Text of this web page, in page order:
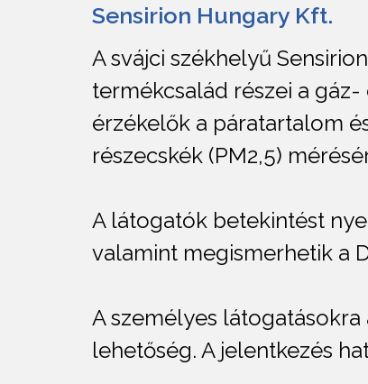
Sensirion Hungary Kft.
A svájci székhelyű
termékcsalád részei a
érzékelők a páratartalom
részecskék (PM2,5)
A látogatók betekintést
valamint megismerhetik a
A személyes
lehetőség. A jelentkezés